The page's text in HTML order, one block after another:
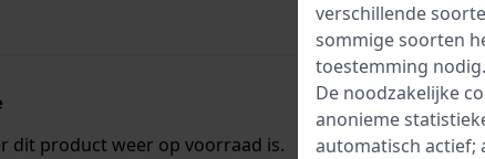
dit product weer op voorraad is.
verschillende
sommige soorten
toestemming nodig.
De noodzakelijke
anonieme
automatisch actief;